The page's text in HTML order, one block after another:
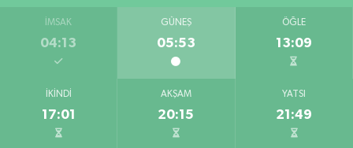
İMSAK
04:13
GÜNEŞ
05:53
ÖĞLE
13:09
İKINDI
17:01
AKŞAM
20:15
YATSI
21:49